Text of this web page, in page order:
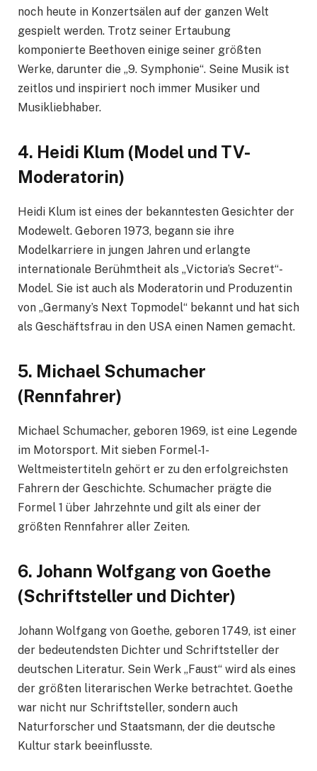
noch heute in Konzertsälen auf der ganzen Welt
gespielt werden. Trotz seiner Ertaubung
komponierte Beethoven einige seiner größten
Werke, darunter die „9. Symphonie“. Seine Musik ist
zeitlos und inspiriert noch immer Musiker und
Musikliebhaber.
4. Heidi Klum (Model und TV-
Moderatorin)
Heidi Klum ist eines der bekanntesten Gesichter der
Modewelt. Geboren 1973, begann sie ihre
Modelkarriere in jungen Jahren und erlangte
internationale Berühmtheit als „Victoria’s Secret“-
Model. Sie ist auch als Moderatorin und Produzentin
von „Germany’s Next Topmodel“ bekannt und hat sich
als Geschäftsfrau in den USA einen Namen gemacht.
5. Michael Schumacher
(Rennfahrer)
Michael Schumacher, geboren 1969, ist eine Legende
im Motorsport. Mit sieben Formel-1-
Weltmeistertiteln gehört er zu den erfolgreichsten
Fahrern der Geschichte. Schumacher prägte die
Formel 1 über Jahrzehnte und gilt als einer der
größten Rennfahrer aller Zeiten.
6. Johann Wolfgang von Goethe
(Schriftsteller und Dichter)
Johann Wolfgang von Goethe, geboren 1749, ist einer
der bedeutendsten Dichter und Schriftsteller der
deutschen Literatur. Sein Werk „Faust“ wird als eines
der größten literarischen Werke betrachtet. Goethe
war nicht nur Schriftsteller, sondern auch
Naturforscher und Staatsmann, der die deutsche
Kultur stark beeinflusste.